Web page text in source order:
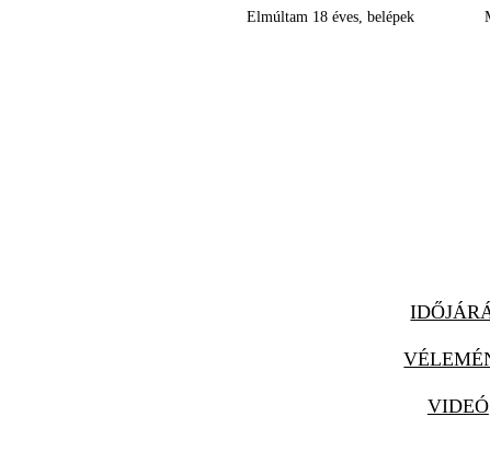
Elmúltam 18 éves, belépek
VIDEÓ